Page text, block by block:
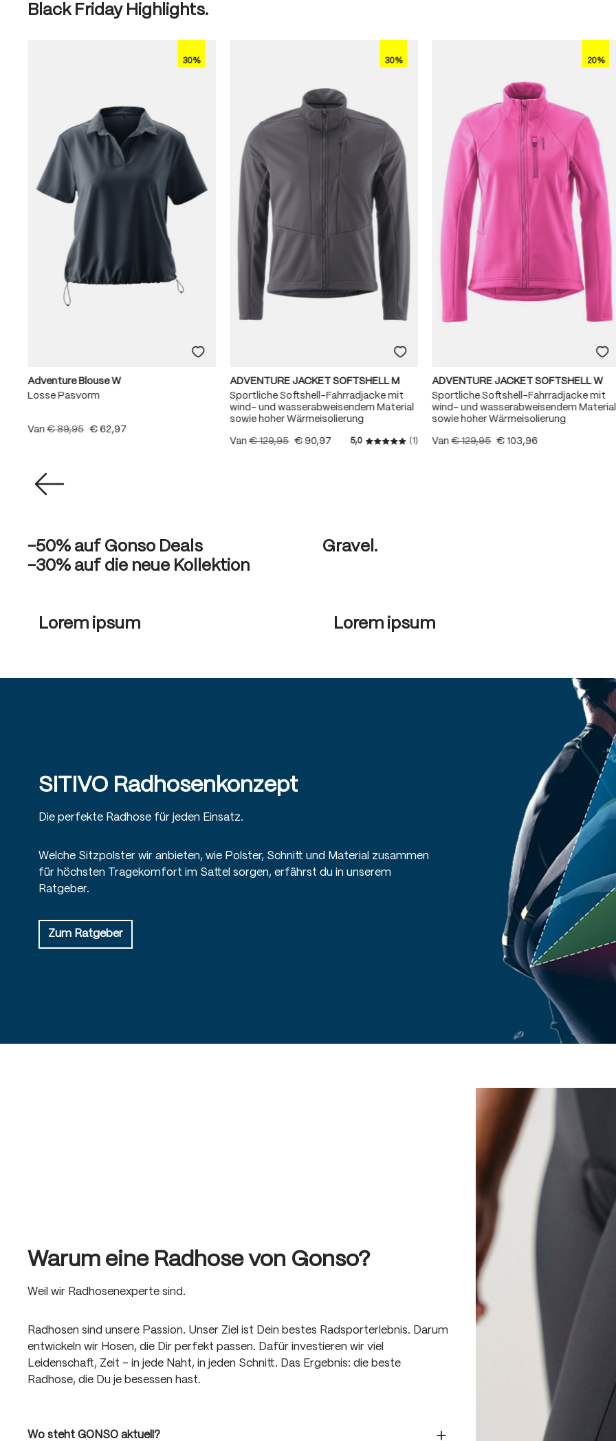
Produktgalerie überspringen
Black Friday Highlights.
30%
Adventure Blouse W
Losse Pasvorm
Van€ 89,95 € 62,97
30%
ADVENTURE JACKET SOFTSHELL M
Sportliche Softshell-Fahrradjacke mit
wind- und wasserabweisendem Material
sowie hoher Wärmeisolierung
Van€ 129,95 € 90,97 5,0
Gemiddelde waardering van 5 van 5 sterren
(1)
20%
ADVENTURE JACKET SOFTSHELL W
Sportliche Softshell-Fahrradjacke mit
wind- und wasserabweisendem Material
sowie hoher Wärmeisolierung
Van€ 129,95 € 103,96
Week
Special
-50% auf Gonso Deals
-30% auf die neue Kollektion
Gravel.
Lorem ipsum Lorem ipsum
SITIVO Radhosenkonzept
Die perfekte Radhose für jeden Einsatz.
Welche Sitzpolster wir anbieten, wie Polster, Schnitt und Material zusammen
für höchsten Tragekomfort im Sattel sorgen, erfährst du in unserem
Ratgeber.
Zum Ratgeber
Warum eine Radhose von Gonso?
Weil wir Radhosenexperte sind.
Radhosen sind unsere Passion. Unser Ziel ist Dein bestes Radsporterlebnis. Darum
entwickeln wir Hosen, die Dir perfekt passen. Dafür investieren wir viel
Leidenschaft, Zeit – in jede Naht, in jeden Schnitt. Das Ergebnis: die beste
Radhose, die Du je besessen hast.
Wo steht GONSO aktuell?